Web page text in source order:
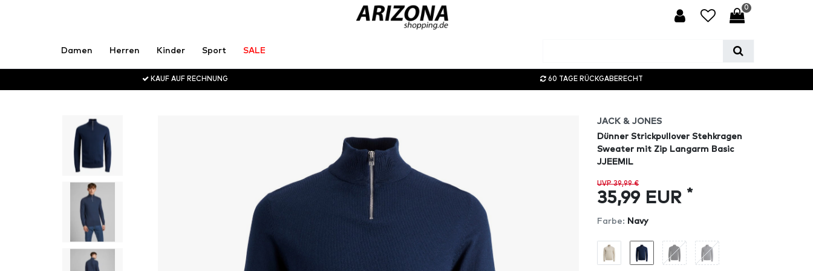
0
Damen Herren Kinder Sport SALE
KAUF AUF RECHNUNG 60 TAGE RÜCKGABERECHT
JACK & JONES
Dünner Strickpullover Stehkragen
Sweater mit Zip Langarm Basic
JJEEMIL
UVP 39,99 €
35,99 EUR *
Farbe: Navy